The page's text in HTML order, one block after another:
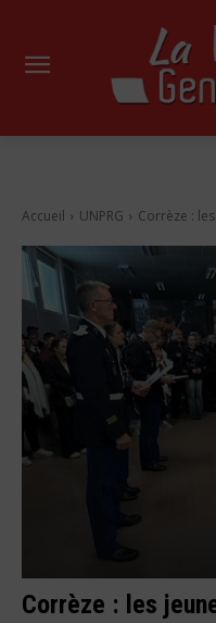
Accueil UNPRG Corrèze :
Corrèze : les